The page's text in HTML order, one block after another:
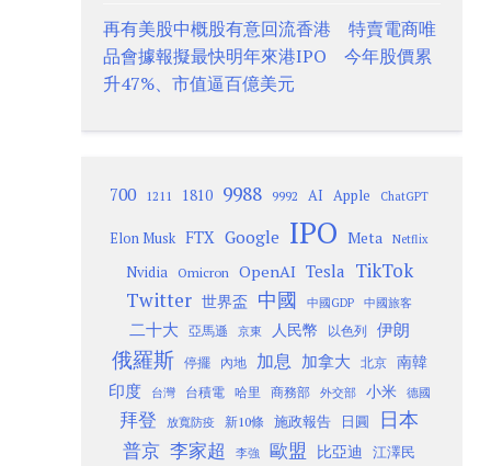
再有美股中概股有意回流香港 特賣電商唯
品會據報擬最快明年來港IPO 今年股價累
升47%、市值逼百億美元
700 1211 1810 9988 9992 AI Apple ChatGPT
Elon Musk FTX Google IPO Meta Netflix
Nvidia Omicron OpenAI Tesla TikTok
Twitter 世界盃 中國 中國GDP 中國旅客
二十大 亞馬遜 京東 人民幣 以色列 伊朗
俄羅斯 停擺 內地 加息 加拿大 北京
南韓
印度
台灣 台積電 哈里 商務部 外交部 小米 德國
拜登 放寬防疫 新10條 施政報告 日圓 日本
普京 李家超 李強 歐盟 比亞迪 江澤民